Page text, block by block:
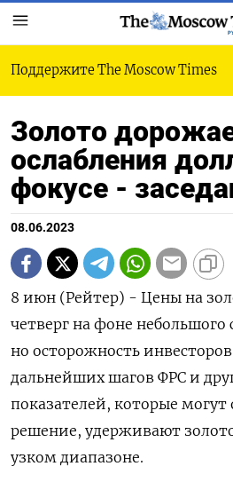
Поддержите The Moscow Times
Золото
ослабления
фокусе -
08.06.2023
8 июн (Рейтер) - Цены на
четверг на фоне
но осторожность
дальнейших шагов ФРС и
показателей, которые могут
решение, удерживают
узком диапазоне.